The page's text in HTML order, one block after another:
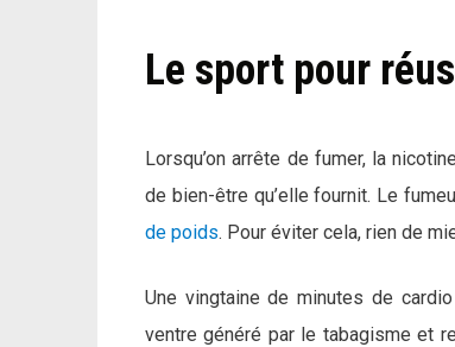
Le sport pour
Lorsqu’on arrête de fumer, la
de bien-être qu’elle fournit. Le
de poids. Pour éviter cela, rien de
Une vingtaine de minutes de
ventre généré par le tabagisme et